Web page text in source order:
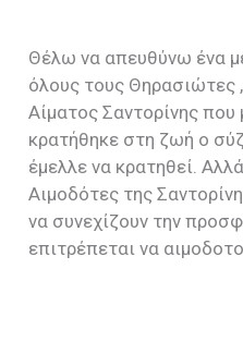
Θέλω να απευθύνω ένα
όλους τους Θηρασιώτες
Αίματος Σαντορίνης που
κρατήθηκε στη ζωή ο
έμελλε να κρατηθεί.
Αιμοδότες της
να συνεχίζουν την
επιτρέπεται να